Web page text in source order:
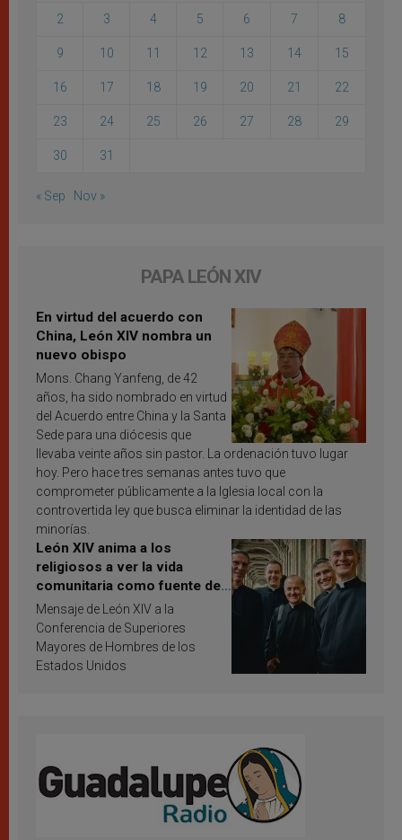
2 3 4 5 6 7 8
9 10 11 12 13 14 15
16 17 18 19 20 21 22
23 24 25 26 27 28 29
30 31
« Sep Nov »
PAPA LEÓN XIV
En virtud del acuerdo con
China, León XIV nombra un
nuevo obispo
Mons. Chang Yanfeng, de 42
años, ha sido nombrado en virtud
del Acuerdo entre China y la Santa
Sede para una diócesis que
llevaba veinte años sin pastor. La ordenación tuvo lugar
hoy. Pero hace tres semanas antes tuvo que
comprometer públicamente a la Iglesia local con la
controvertida ley que busca eliminar la identidad de las
minorías.
León XIV anima a los
religiosos a ver la vida
comunitaria como fuente de
inspiración y santificación
Mensaje de León XIV a la
Conferencia de Superiores
Mayores de Hombres de los
Estados Unidos